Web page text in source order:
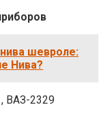
шевроле:
Нива?